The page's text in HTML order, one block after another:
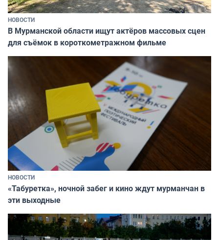
НОВОСТИ
В Мурманской области ищут актёров массовых сцен
для съёмок в короткометражном фильме
НОВОСТИ
«Табуретка», ночной забег и кино ждут мурманчан в
эти выходные